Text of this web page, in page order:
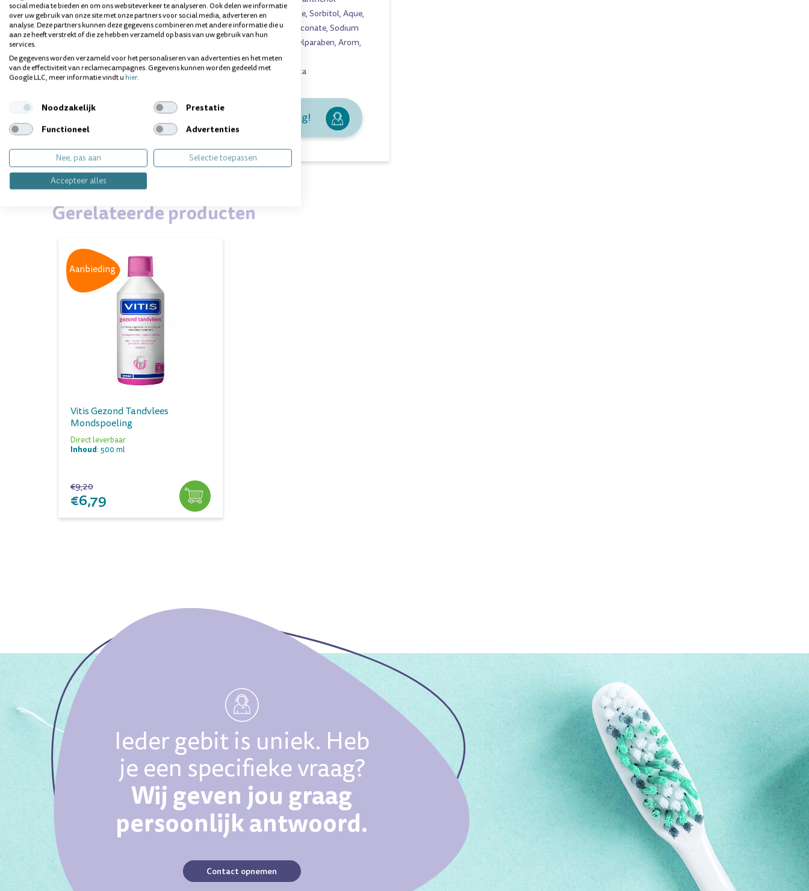
(provitamine B5), 0,25% Zink-Lactaat, 0,32% Natriumfluoride, Sorbitol, Aque,
Silica, Glycerin, Xanthan Gum, Titanium Dioxide, Sodium Bluconate, Sodium
Lauryl Sulfate, Lactic Acid, Sodium Saccharin, Sodium Methylparaben, Arom,
CI 77947
Dit product kunt u vinden in de volgende categorie:tandpasta
Vragen over dit product? Wij helpen je graag!
Gerelateerde producten
Aanbieding
Vitis Gezond Tandvlees
Mondspoeling
Direct leverbaar
Inhoud: 500 ml
€9,20
€6,79
Ieder gebit is uniek. Heb
je een specifieke vraag?
Wij geven jou graag
persoonlijk antwoord.
Contact opnemen
social media te bieden en om ons websiteverkeer te analyseren. Ook delen we informatie
over uw gebruik van onze site met onze partners voor social media, adverteren en
analyse. Deze partners kunnen deze gegevens combineren met andere informatie die u
aan ze heeft verstrekt of die ze hebben verzameld op basis van uw gebruik van hun
services.
De gegevens worden verzameld voor het personaliseren van advertenties en het meten
van de effectiviteit van reclamecampagnes. Gegevens kunnen worden gedeeld met
Google LLC, meer informatie vindt uhier.
Noodzakelijk
Prestatie
Functioneel
Advertenties
Nee, pas aan
Selectie toepassen
Accepteer alles